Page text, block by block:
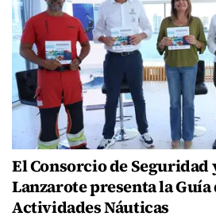
El Consorcio de Seguridad
Lanzarote presenta la
Actividades Náuticas